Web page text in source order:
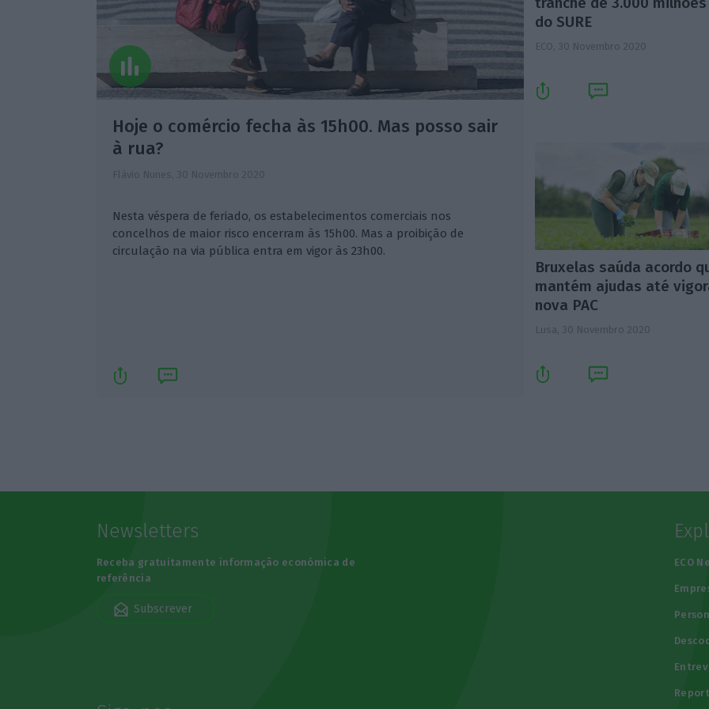
Hoje o comércio fecha às 15h00. Mas posso sair
à rua?
Flávio Nunes, 30 Novembro 2020
Nesta véspera de feriado, os estabelecimentos comerciais nos
concelhos de maior risco encerram às 15h00. Mas a proibição de
circulação na via pública entra em vigor às 23h00.
do SURE
ECO, 30 Novembro 2020
Bruxelas saúda acordo
mantém ajudas até
nova PAC
Lusa, 30 Novembro 2020
Newsletters
Receba gratuitamente informação económica de
referência
Subscrever
ECO